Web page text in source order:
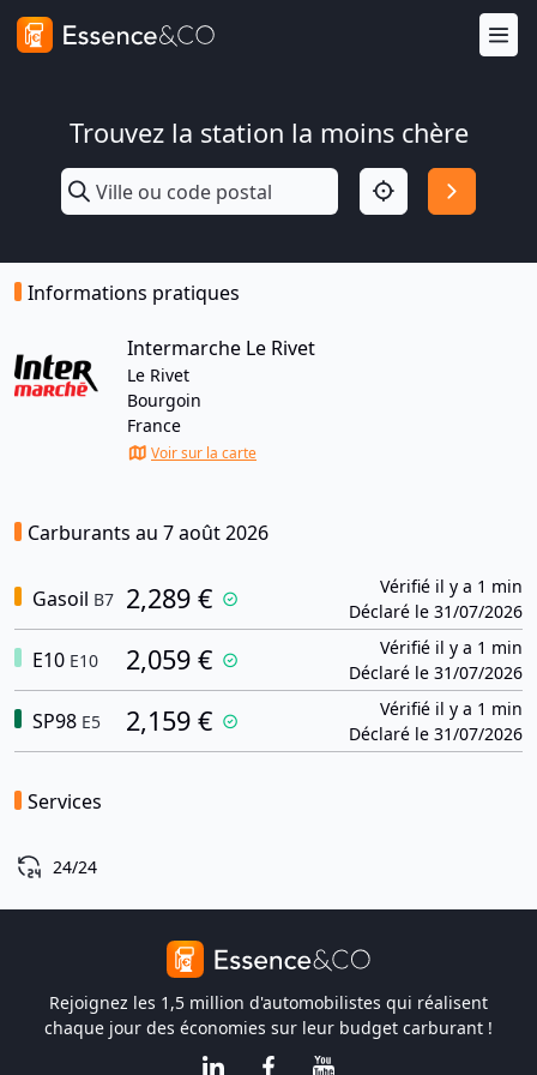
Trouvez la station la moins chère
Informations pratiques
Intermarche Le Rivet
Le Rivet
Bourgoin
France
Voir sur la carte
Carburants au 7 août 2026
Gasoil B7 2,289 €
Vérifié il y a 1 min
Déclaré le 31/07/2026
E10 E10 2,059 €
Vérifié il y a 1 min
Déclaré le 31/07/2026
SP98 E5 2,159 €
Vérifié il y a 1 min
Déclaré le 31/07/2026
Services
24/24
Rejoignez les 1,5 million d'automobilistes qui réalisent
chaque jour des économies sur leur budget carburant !